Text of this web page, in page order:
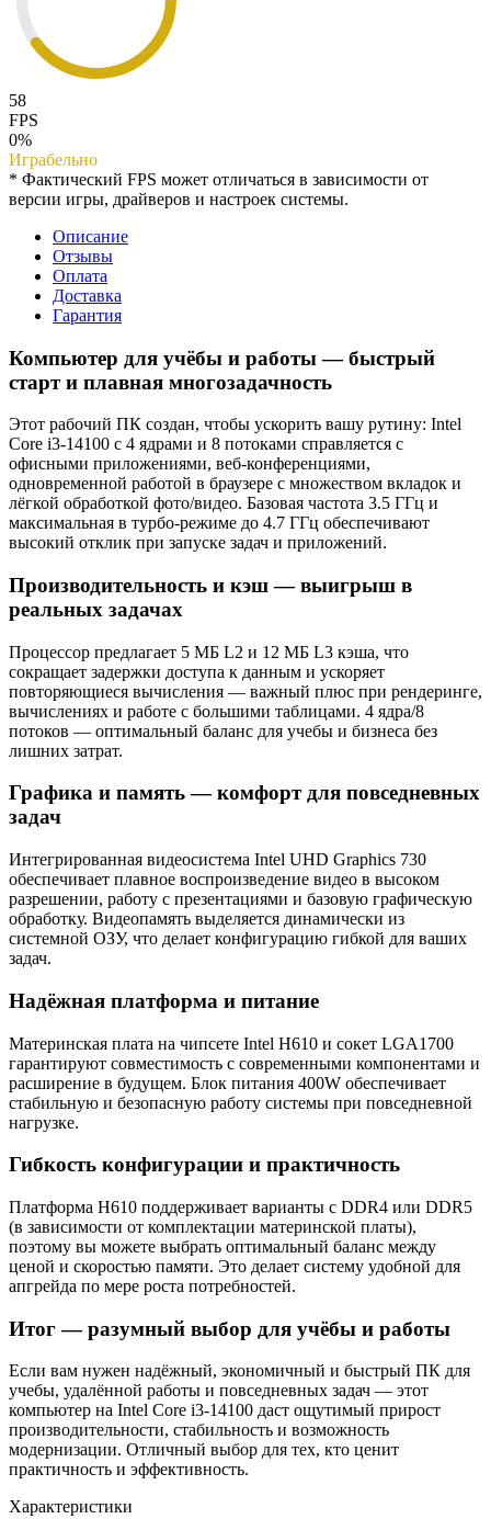
58
FPS
0%
Играбельно
* Фактический FPS может отличаться в зависимости от
версии игры, драйверов и настроек системы.
Описание
Отзывы
Оплата
Доставка
Гарантия
Компьютер для учёбы и работы — быстрый
старт и плавная многозадачность
Этот рабочий ПК создан, чтобы ускорить вашу рутину: Intel
Core i3-14100 с 4 ядрами и 8 потоками справляется с
офисными приложениями, веб-конференциями,
одновременной работой в браузере с множеством вкладок и
лёгкой обработкой фото/видео. Базовая частота 3.5 ГГц и
максимальная в турбо‑режиме до 4.7 ГГц обеспечивают
высокий отклик при запуске задач и приложений.
Производительность и кэш — выигрыш в
реальных задачах
Процессор предлагает 5 МБ L2 и 12 МБ L3 кэша, что
сокращает задержки доступа к данным и ускоряет
повторяющиеся вычисления — важный плюс при рендеринге,
вычислениях и работе с большими таблицами. 4 ядра/8
потоков — оптимальный баланс для учебы и бизнеса без
лишних затрат.
Графика и память — комфорт для повседневных
задач
Интегрированная видеосистема Intel UHD Graphics 730
обеспечивает плавное воспроизведение видео в высоком
разрешении, работу с презентациями и базовую графическую
обработку. Видеопамять выделяется динамически из
системной ОЗУ, что делает конфигурацию гибкой для ваших
задач.
Надёжная платформа и питание
Материнская плата на чипсете Intel H610 и сокет LGA1700
гарантируют совместимость с современными компонентами и
расширение в будущем. Блок питания 400W обеспечивает
стабильную и безопасную работу системы при повседневной
нагрузке.
Гибкость конфигурации и практичность
Платформа H610 поддерживает варианты с DDR4 или DDR5
(в зависимости от комплектации материнской платы),
поэтому вы можете выбрать оптимальный баланс между
ценой и скоростью памяти. Это делает систему удобной для
апгрейда по мере роста потребностей.
Итог — разумный выбор для учёбы и работы
Если вам нужен надёжный, экономичный и быстрый ПК для
учебы, удалённой работы и повседневных задач — этот
компьютер на Intel Core i3-14100 даст ощутимый прирост
производительности, стабильность и возможность
модернизации. Отличный выбор для тех, кто ценит
практичность и эффективность.
Характеристики